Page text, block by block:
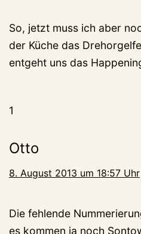
So, jetzt muss ich aber
der Küche das
entgeht uns das
1
Otto
8. August 2013 um 18:57 Uhr
Die fehlende
es kommen ja noch